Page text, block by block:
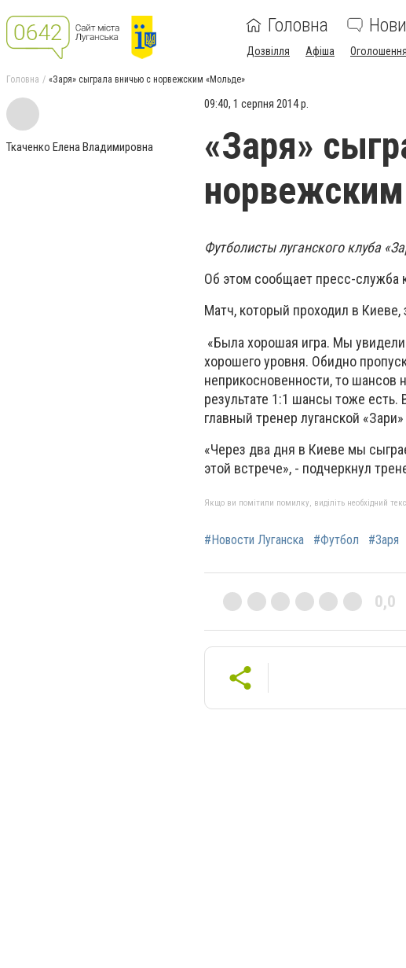
Головна
Дозвілля Афіша Оголошення
Головна «Заря» сыграла вничью с норвежским «Мольде»
Ткаченко Елена Владимировна
09:40, 1 серпня 2014 р.
«Заря»
Футболисты луганского клуба
Об этом сообщает пресс-служба
Матч, который проходил в Киеве,
«Была хорошая игра. Мы
хорошего уровня. Обидно
неприкосновенности, то
результате 1:1 шансы тоже есть.
главный тренер луганской
«Через два дня в Киеве мы
этой встрече», - подчеркнул
Якщо ви помітили помилку, виділіть необхідний
#Новости Луганска #Футбол #Заря
0,0